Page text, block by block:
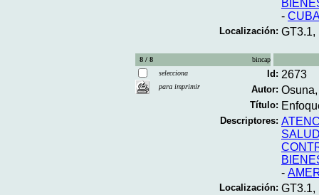
-
Localización: GT3.1,
8 / 8
bincap
selecciona
para imprimir
Id: 2673
Autor:
Título:
Descriptores:
-
Localización: GT3.1,